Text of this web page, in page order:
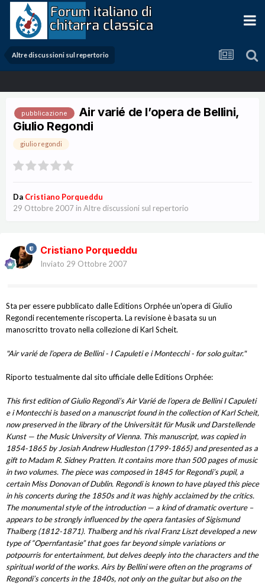
Altre discussioni sul repertorio
pubblicazione
Air varié de l’opera de Bellini,
Giulio Regondi
giulio regondi
Da Cristiano Porqueddu
29 Ottobre 2007 in Altre discussioni sul repertorio
Cristiano Porqueddu
Inviato 29 Ottobre 2007
Sta per essere pubblicato dalle Editions Orphée un'opera di Giulio
Regondi recentemente riscoperta. La revisione è basata su un
manoscritto trovato nella collezione di Karl Scheit.
"Air varié de l’opera de Bellini - I Capuleti e i Montecchi - for solo guitar."
Riporto testualmente dal sito ufficiale delle Editions Orphée:
This first edition of Giulio Regondi’s Air Varié de l’opera de Bellini I Capuleti
e i Montecchi is based on a manuscript found in the collection of Karl Scheit,
now preserved in the library of the Universität für Musik und Darstellende
Kunst — the Music University of Vienna. This manuscript, was copied in
1854-1865 by Josiah Andrew Hudleston (1799-1865) and presented as a
gift to Madam R. Sidney Pratten. It contains more than 500 pages of music
in two volumes. The piece was composed in 1845 for Regondi’s pupil, a
certain Miss Donovan of Dublin. Regondi is known to have played this piece
in his concerts during the 1850s and it was highly acclaimed by the critics.
The monumental style of the introduction — a kind of dramatic overture –
appears to be strongly influenced by the opera fantasies of Sigismund
Thalberg (1812-1871). Thalberg and his rival Franz Liszt developed a new
type of “Opernfantasie” that goes far beyond simple variations or
potpourris for entertainment, but delves deeply into the characters and the
spiritual world of the works. Airs by Bellini were often on the programs of
Regondi’s concerts in the 1840s, not only on the guitar but also on the